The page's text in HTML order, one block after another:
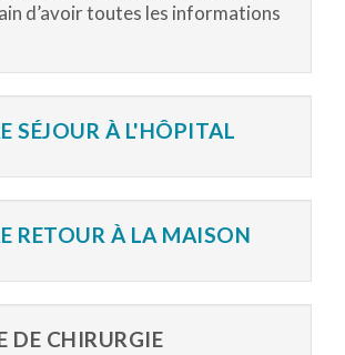
d’avoir toutes les informations
SÉJOUR À L'HÔPITAL
RETOUR À LA MAISON
DE CHIRURGIE